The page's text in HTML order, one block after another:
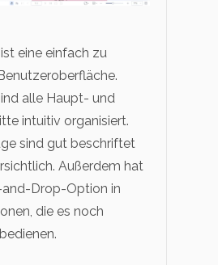
eine einfach zu
alle Haupt- und
intuitiv organisiert.
sind gut beschriftet
Außerdem hat
and-Drop-Option in
die es noch